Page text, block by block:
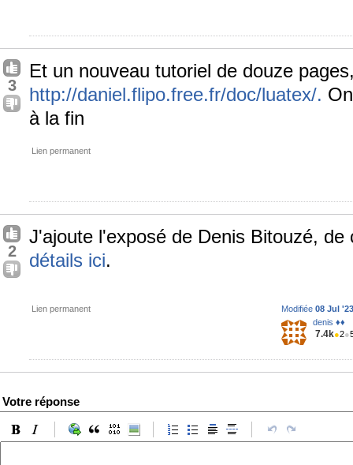
3
Et un nouveau tutoriel de douze
http://daniel.flipo.free.fr/doc/luatex/.
à la fin
Lien permanent
2
J'ajoute l'exposé de Denis Bitouzé,
détails ici.
Lien permanent Modifiée 08 Jul
denis ♦♦
7.4k●2●
Votre réponse